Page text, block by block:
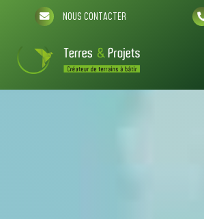
NOUS CONTACTER